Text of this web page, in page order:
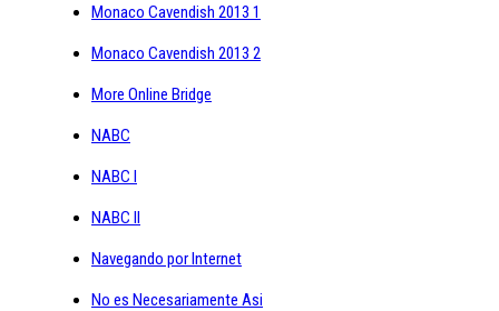
Monaco Cavendish 2013 1
Monaco Cavendish 2013 2
More Online Bridge
NABC
NABC I
NABC II
Navegando por Internet
No es Necesariamente Asi